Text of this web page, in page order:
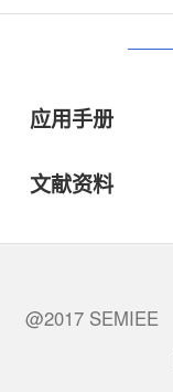
应用手册
文献资料
@2017 SEMIEE